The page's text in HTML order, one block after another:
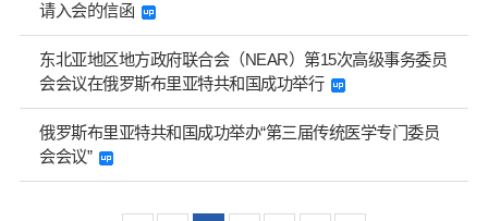
请入会的信函
东北亚地区地方政府联合会（NEAR）第15次高级事务委员
会会议在俄罗斯布里亚特共和国成功举行
俄罗斯布里亚特共和国成功举办“第三届传统医学专门委员
会会议”